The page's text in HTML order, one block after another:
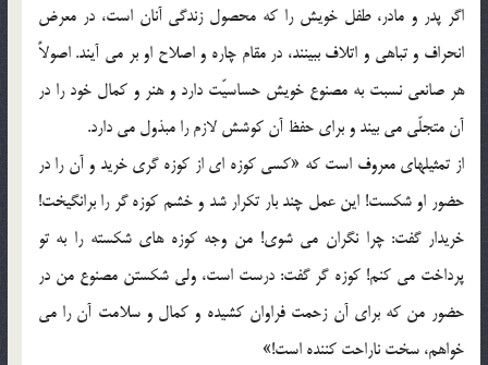
اگر پدر و مادر، طفل خويش را كه محصول زندگي آنان است، در معرض
انحراف و تباهي و اتلاف ببينند، در مقام چاره و اصلاح او بر مي آيند. اصولاً
هر صانعي نسبت به مصنوع خويش حساسيّت دارد و هنر و كمال خود را در
آن متجلّي مي بيند و براي حفظ آن كوشش لازم را مبذول مي دارد.
از تمثيلهاي معروف است كه «كسي كوزه اي از كوزه گري خريد و آن را در
حضور او شكست! اين عمل چند بار تكرار شد و خشم كوزه گر را برانگيخت!
خريدار گفت: چرا نگران مي شوي! من وجه كوزه هاي شكسته را به تو
پرداخت مي كنم! كوزه گر گفت: درست است، ولي شكستن مصنوع من در
حضور من كه براي آن زحمت فراوان كشيده و كمال و سلامت آن را مي
خواهم، سخت ناراحت كننده است!»